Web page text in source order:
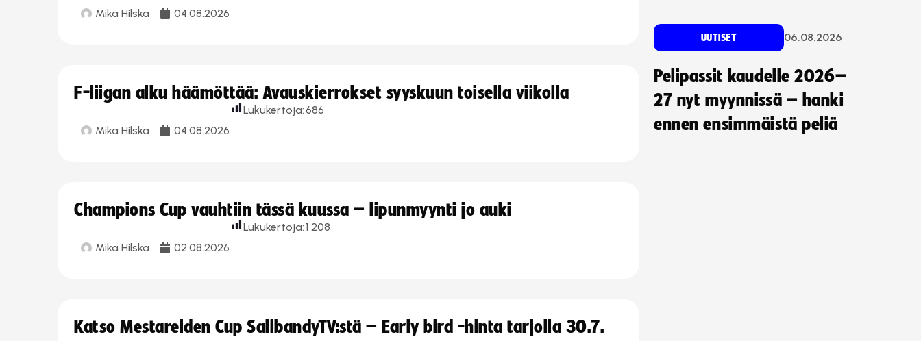
Mika Hilska 04.08.2026
F-liigan alku häämöttää: Avauskierrokset syyskuun toisella viikolla
Mika Hilska 04.08.2026
Lukukertoja:686
Champions Cup vauhtiin tässä kuussa – lipunmyynti jo auki
Mika Hilska 02.08.2026
Lukukertoja:1 208
Katso Mestareiden Cup SalibandyTV:stä – Early bird -hinta tarjolla 30.7.
UUTISET 06.08.2026
Pelipassit kaudelle 2026–
27 nyt myynnissä – hanki
ennen ensimmäistä peliä